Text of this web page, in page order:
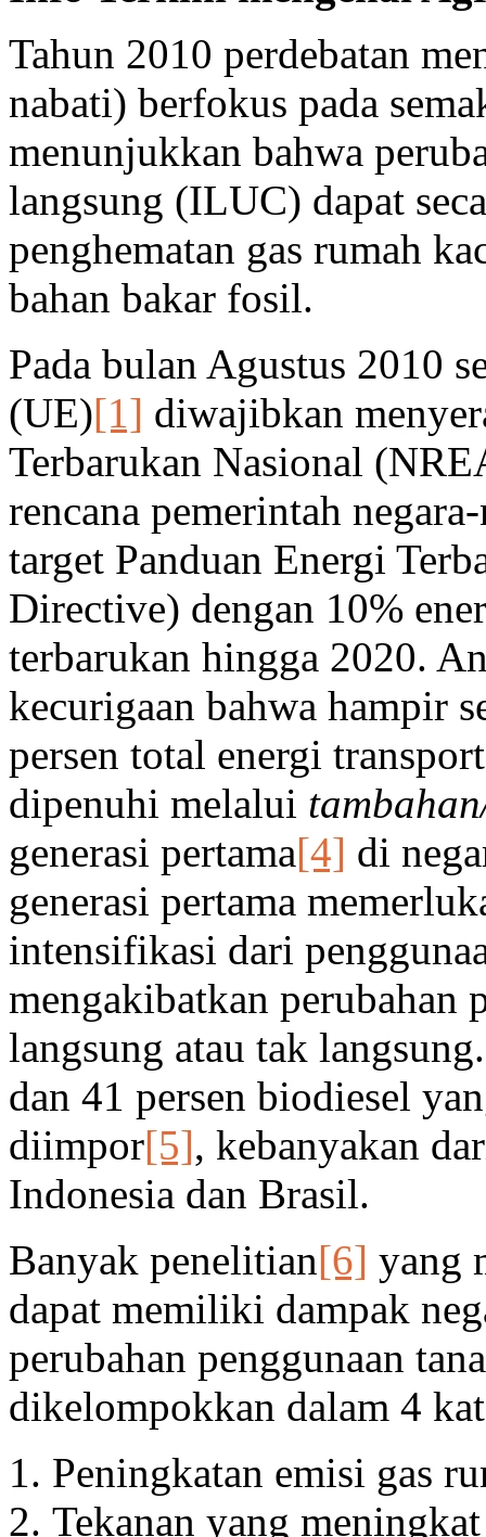
Tahun 2010 perdebatan
nabati) berfokus pada
menunjukkan bahwa
langsung (ILUC) dapat
penghematan gas rumah
bahan bakar fosil.
Pada bulan Agustus 2010
(UE)[1] diwajibkan
Terbarukan Nasional
rencana pemerintah
target Panduan Energi
Directive) dengan 10%
terbarukan hingga 2020.
kecurigaan bahwa hampir
persen total energi
dipenuhi melalui
generasi pertama[4] di
generasi pertama
intensifikasi dari
mengakibatkan perubahan
langsung atau tak
dan 41 persen biodiesel
diimpor[5], kebanyakan
Indonesia dan Brasil.
Banyak penelitian[6] yang
dapat memiliki dampak
perubahan penggunaan
dikelompokkan dalam 4
Peningkatan emisi gas
Tekanan yang